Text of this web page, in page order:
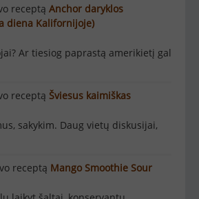
receptą Anchor daryklos
diena Kalifornijoje)
Ar tiesiog paprastą amerikietį gal
receptą Šviesus kaimiškas
sakykim. Daug vietų diskusijai,
receptą Mango Smoothie Sour